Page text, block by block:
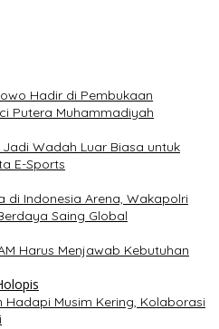
Hadir di Pembukaan
Putera Muhammadiyah
Jadi Wadah Luar Biasa untuk
E-Sports
di Indonesia Arena, Wakapolri
Saing Global
Harus Menjawab Kebutuhan
Hadapi Musim Kering, Kolaborasi